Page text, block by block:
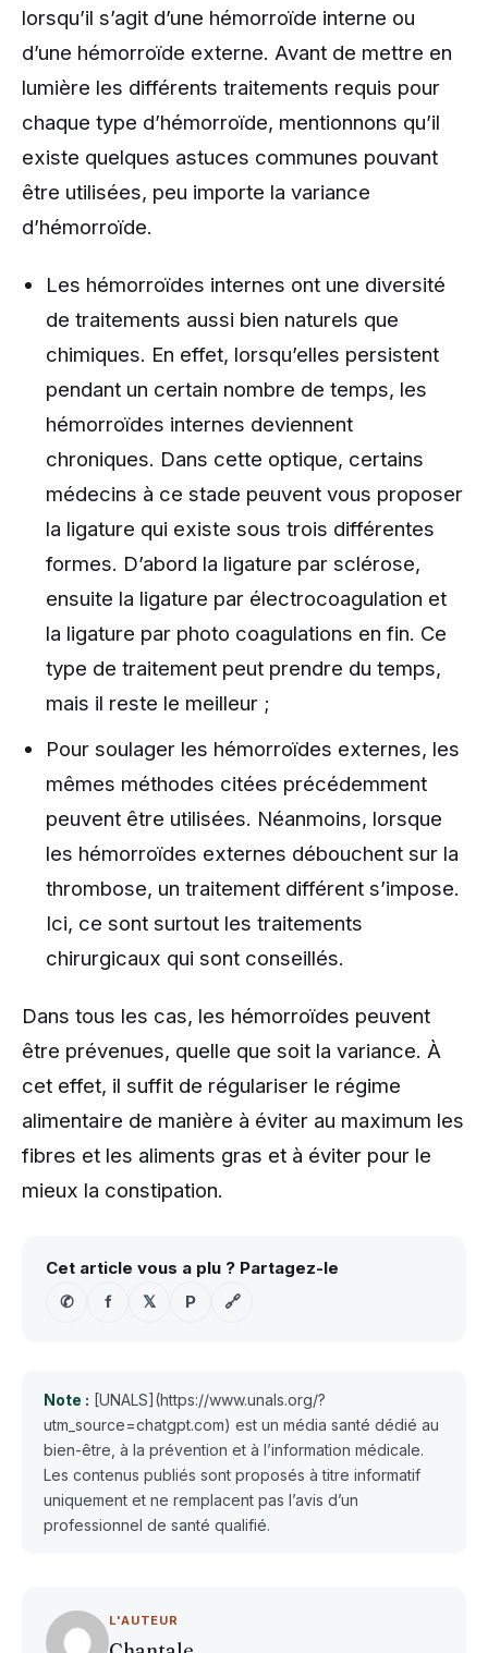
lorsqu’il s’agit d’une hémorroïde interne ou
d’une hémorroïde externe. Avant de mettre en
lumière les différents traitements requis pour
chaque type d’hémorroïde, mentionnons qu’il
existe quelques astuces communes pouvant
être utilisées, peu importe la variance
d’hémorroïde.
Les hémorroïdes internes ont une diversité
de traitements aussi bien naturels que
chimiques. En effet, lorsqu’elles persistent
pendant un certain nombre de temps, les
hémorroïdes internes deviennent
chroniques. Dans cette optique, certains
médecins à ce stade peuvent vous proposer
la ligature qui existe sous trois différentes
formes. D’abord la ligature par sclérose,
ensuite la ligature par électrocoagulation et
la ligature par photo coagulations en fin. Ce
type de traitement peut prendre du temps,
mais il reste le meilleur ;
Pour soulager les hémorroïdes externes, les
mêmes méthodes citées précédemment
peuvent être utilisées. Néanmoins, lorsque
les hémorroïdes externes débouchent sur la
thrombose, un traitement différent s’impose.
Ici, ce sont surtout les traitements
chirurgicaux qui sont conseillés.
Dans tous les cas, les hémorroïdes peuvent
être prévenues, quelle que soit la variance. À
cet effet, il suffit de régulariser le régime
alimentaire de manière à éviter au maximum les
fibres et les aliments gras et à éviter pour le
mieux la constipation.
Cet article vous a plu ? Partagez-le
✆
f 𝕏 P 🔗
Note : [UNALS](https://www.unals.org/?
utm_source=chatgpt.com) est un média santé dédié au
bien-être, à la prévention et à l’information médicale.
Les contenus publiés sont proposés à titre informatif
uniquement et ne remplacent pas l’avis d’un
professionnel de santé qualifié.
L'AUTEUR